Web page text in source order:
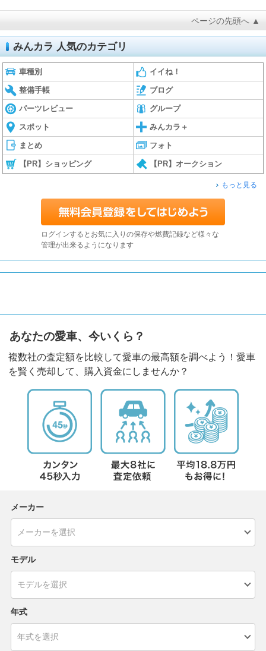
ページの先頭へ ▲
みんカラ 人気のカテゴリ
車種別 イイね！
整備手帳 ブログ
パーツレビュー グループ
スポット みんカラ＋
まとめ フォト
【PR】ショッピング 【PR】オークション
もっと見る
ログインするとお気に入りの保存や燃費記録など様々な
管理が出来るようになります
あなたの愛車、今いくら？
複数社の査定額を比較して愛車の最高額を調べよう！愛車
を賢く売却して、購入資金にしませんか？
メーカー
モデル
年式